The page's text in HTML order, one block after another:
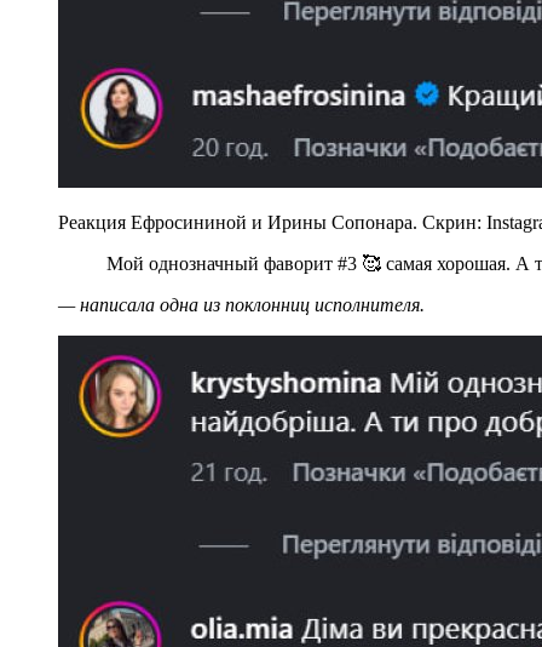
Реакция Ефросининой и Ирины Сопонара. Скрин:
Мой однозначный фаворит #3 🥰 самая хорошая. А
— написала одна из поклонниц исполнителя.